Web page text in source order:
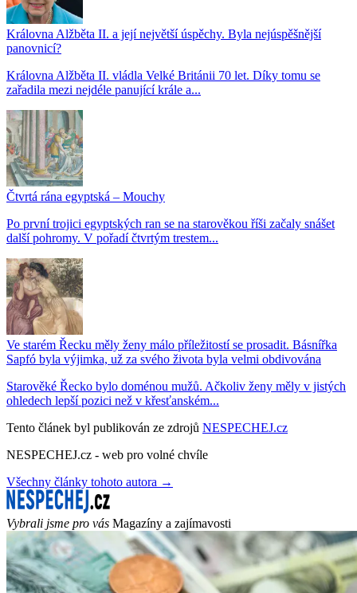
Královna Alžběta II. a její největší úspěchy. Byla nejúspěšnější
panovnicí?
Královna Alžběta II. vládla Velké Británii 70 let. Díky tomu se
zařadila mezi nejdéle panující krále a...
Čtvrtá rána egyptská – Mouchy
Po první trojici egyptských ran se na starověkou říši začaly snášet
další pohromy. V pořadí čtvrtým trestem...
Ve starém Řecku měly ženy málo příležitostí se prosadit. Básnířka
Sapfó byla výjimka, už za svého života byla velmi obdivována
Starověké Řecko bylo doménou mužů. Ačkoliv ženy měly v jistých
ohledech lepší pozici než v křesťanském...
Tento článek byl publikován ze zdrojů NESPECHEJ.cz
NESPECHEJ.cz - web pro volné chvíle
Všechny články tohoto autora →
Vybrali jsme pro vás Magazíny a zajímavosti